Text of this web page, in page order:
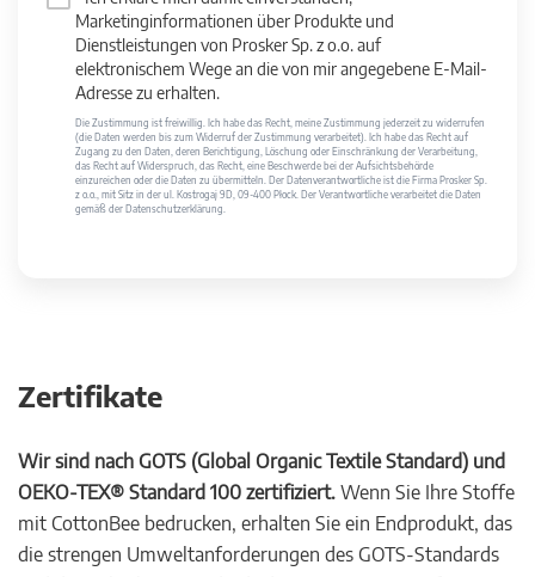
Marketinginformationen über Produkte und
Dienstleistungen von Prosker Sp. z o.o. auf
elektronischem Wege an die von mir angegebene E-Mail-
Adresse zu erhalten.
Die Zustimmung ist freiwillig. Ich habe das Recht, meine Zustimmung jederzeit zu widerrufen
(die Daten werden bis zum Widerruf der Zustimmung verarbeitet). Ich habe das Recht auf
Zugang zu den Daten, deren Berichtigung, Löschung oder Einschränkung der Verarbeitung,
das Recht auf Widerspruch, das Recht, eine Beschwerde bei der Aufsichtsbehörde
einzureichen oder die Daten zu übermitteln. Der Datenverantwortliche ist die Firma Prosker Sp.
z o.o., mit Sitz in der ul. Kostrogaj 9D, 09-400 Płock. Der Verantwortliche verarbeitet die Daten
gemäß der Datenschutzerklärung.
Zertifikate
Wir sind nach GOTS (Global Organic Textile Standard) und
OEKO-TEX® Standard 100 zertifiziert. Wenn Sie Ihre Stoffe
mit CottonBee bedrucken, erhalten Sie ein Endprodukt, das
die strengen Umweltanforderungen des GOTS-Standards